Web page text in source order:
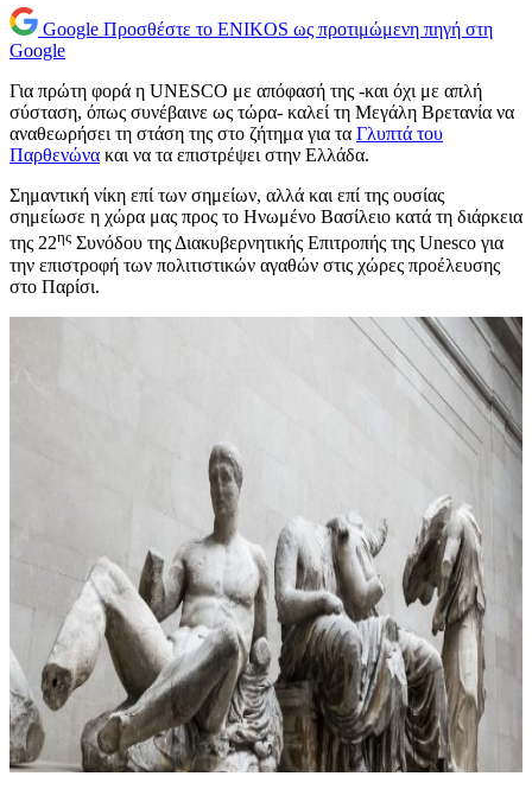
Google Προσθέστε το ENIKOS ως προτιμώμενη πηγή στη
Google
Για πρώτη φορά η UNESCO με απόφασή της -και όχι με απλή
σύσταση, όπως συνέβαινε ως τώρα- καλεί τη Μεγάλη Βρετανία να
αναθεωρήσει τη στάση της στο ζήτημα για τα Γλυπτά του
Παρθενώνα και να τα επιστρέψει στην Ελλάδα.
Σημαντική νίκη επί των σημείων, αλλά και επί της ουσίας
σημείωσε η χώρα μας προς το Ηνωμένο Βασίλειο κατά τη διάρκεια
της 22ης Συνόδου της Διακυβερνητικής Επιτροπής της Unesco για
την επιστροφή των πολιτιστικών αγαθών στις χώρες προέλευσης
στο Παρίσι.